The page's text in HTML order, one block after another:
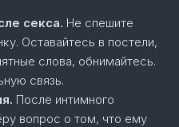
секса. Не спешите
Оставайтесь в постели,
слова, обнимайтесь.
связь.
После интимного
вопрос о том, что ему